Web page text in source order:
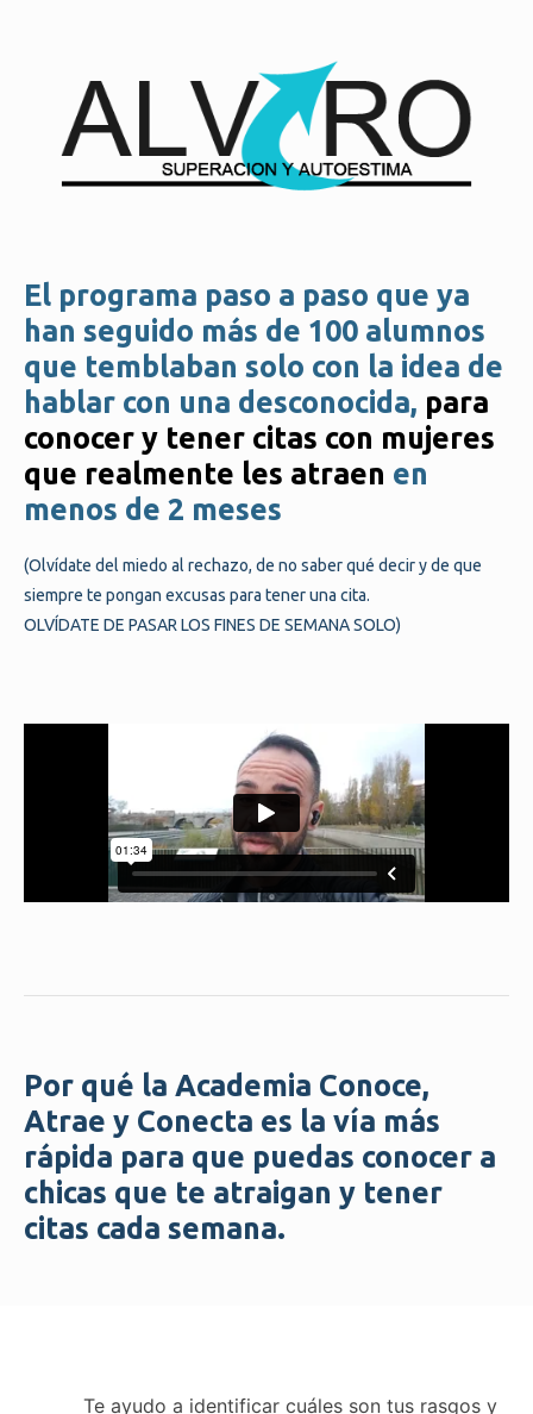
El programa paso a paso que ya
han seguido más de 100 alumnos
que temblaban solo con la idea de
hablar con una desconocida, para
conocer y tener citas con mujeres
que realmente les atraen en
menos de 2 meses
(Olvídate del miedo al rechazo, de no saber qué decir y de que
siempre te pongan excusas para tener una cita.
OLVÍDATE DE PASAR LOS FINES DE SEMANA SOLO)
Por qué la Academia Conoce,
Atrae y Conecta es la vía más
rápida para que puedas conocer a
chicas que te atraigan y tener
citas cada semana.
Te ayudo a identificar cuáles son tus rasgos y